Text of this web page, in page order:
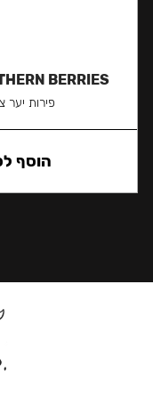
BERRIES
פירות יער
הוסף